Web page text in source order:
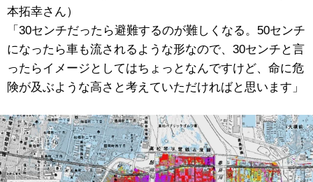
本拓幸さん）
「30センチだったら避難するのが難しくなる。50センチ
になったら車も流されるような形なので、30センチと言
ったらイメージとしてはちょっとなんですけど、命に危
険が及ぶような高さと考えていただければと思います」